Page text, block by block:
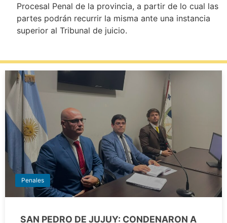
Procesal Penal de la provincia, a partir de lo cual las
partes podrán recurrir la misma ante una instancia
superior al Tribunal de juicio.
Penales
SAN PEDRO DE JUJUY: CONDENARON A